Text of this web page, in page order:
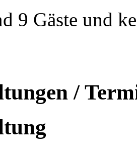
9 Gäste und
/